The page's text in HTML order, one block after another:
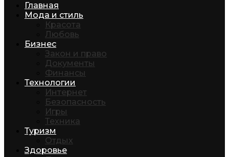
Главная
Мода и стиль
Красота
Любовь
Бизнес
Закон и право
Документы
Финансы
Технологии
Интернет
Безопасность
Игры
Техника
Туризм
Отдых
Здоровье